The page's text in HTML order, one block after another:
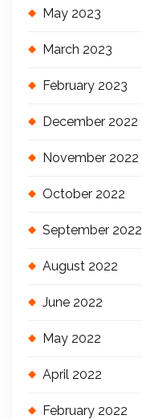
May 2023
March 2023
February 2023
December 2022
November 2022
October 2022
September 2022
August 2022
June 2022
May 2022
April 2022
February 2022